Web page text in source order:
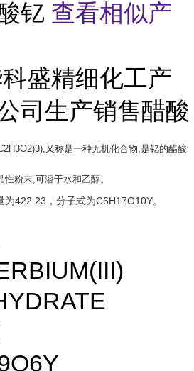
钇 查看相似产
盛精细化工产
司生产销售醋酸
又称是一种无机化合物,是钇的醋酸
粉末,可溶于水和乙醇。
422.23，分子式为C6H17O10Y。